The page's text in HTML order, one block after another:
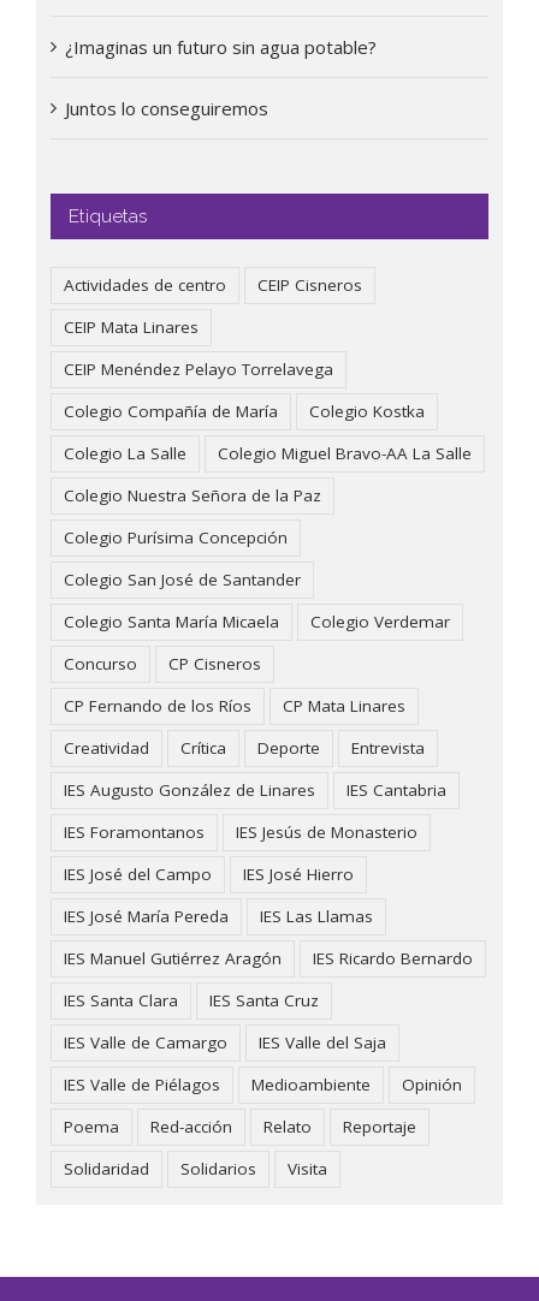
¿Imaginas un futuro sin agua potable?
Juntos lo conseguiremos
Etiquetas
Actividades de centro
CEIP Cisneros
CEIP Mata Linares
CEIP Menéndez Pelayo Torrelavega
Colegio Compañía de María
Colegio Kostka
Colegio La Salle
Colegio Miguel Bravo-AA La Salle
Colegio Nuestra Señora de la Paz
Colegio Purísima Concepción
Colegio San José de Santander
Colegio Santa María Micaela
Colegio Verdemar
Concurso
CP Cisneros
CP Fernando de los Ríos
CP Mata Linares
Creatividad
Crítica Deporte
Entrevista
IES Augusto González de Linares
IES Cantabria
IES Foramontanos
IES Jesús de Monasterio
IES José del Campo
IES José Hierro
IES José María Pereda
IES Las Llamas
IES Manuel Gutiérrez Aragón
IES Ricardo Bernardo
IES Santa Clara
IES Santa Cruz
IES Valle de Camargo
IES Valle del Saja
IES Valle de Piélagos
Medioambiente
Opinión
Poema
Red-acción Relato
Reportaje
Solidaridad
Solidarios Visita